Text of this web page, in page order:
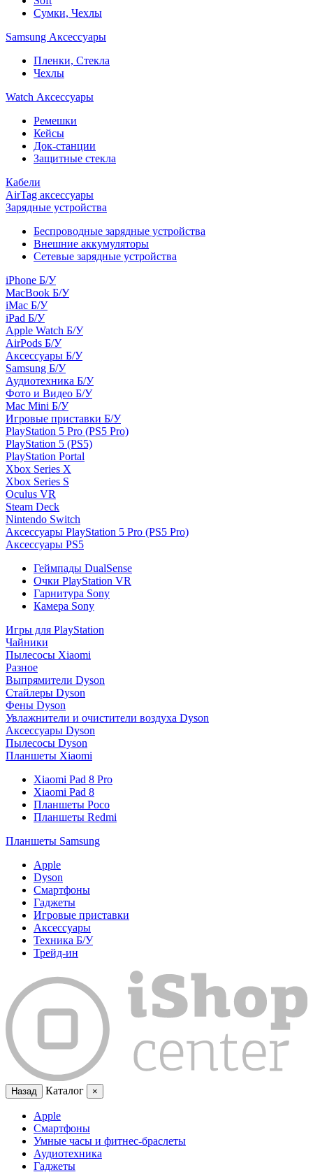
Сумки, Чехлы
Samsung Аксессуары
Пленки, Стекла
Чехлы
Watch Аксессуары
Ремешки
Кейсы
Док-станции
Защитные стекла
Кабели
AirTag аксессуары
Зарядные устройства
Беспроводные зарядные устройства
Внешние аккумуляторы
Сетевые зарядные устройства
iPhone Б/У
MacBook Б/У
iMac Б/У
iPad Б/У
Apple Watch Б/У
AirPods Б/У
Аксессуары Б/У
Samsung Б/У
Аудиотехника Б/У
Фото и Видео Б/У
Mac Mini Б/У
Игровые приставки Б/У
PlayStation 5 Pro (PS5 Pro)
PlayStation 5 (PS5)
PlayStation Portal
Xbox Series X
Xbox Series S
Oculus VR
Steam Deck
Nintendo Switch
Аксессуары PlayStation 5 Pro (PS5 Pro)
Аксессуары PS5
Геймпады DualSense
Очки PlayStation VR
Гарнитура Sony
Камера Sony
Игры для PlayStation
Чайники
Пылесосы Xiaomi
Разное
Выпрямители Dyson
Стайлеры Dyson
Фены Dyson
Увлажнители и очистители воздуха Dyson
Аксессуары Dyson
Пылесосы Dyson
Планшеты Xiaomi
Xiaomi Pad 8 Pro
Xiaomi Pad 8
Планшеты Poco
Планшеты Redmi
Планшеты Samsung
Apple
Dyson
Смартфоны
Гаджеты
Игровые приставки
Аксессуары
Техника Б/У
Трейд-ин
Назад Каталог ×
Apple
Смартфоны
Умные часы и фитнес-браслеты
Аудиотехника
Гаджеты